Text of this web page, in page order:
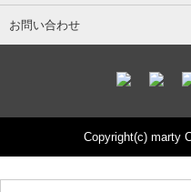
お問い合わせ
Copyright(c) marty